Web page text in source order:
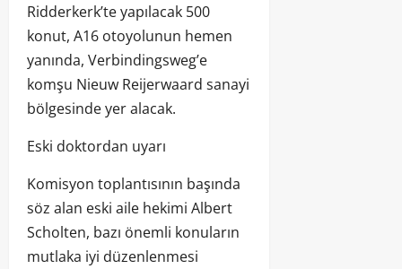
Ridderkerk’te yapılacak 500
konut, A16 otoyolunun hemen
yanında, Verbindingsweg’e
komşu Nieuw Reijerwaard sanayi
bölgesinde yer alacak.
Eski doktordan uyarı
Komisyon toplantısının başında
söz alan eski aile hekimi Albert
Scholten, bazı önemli konuların
mutlaka iyi düzenlenmesi